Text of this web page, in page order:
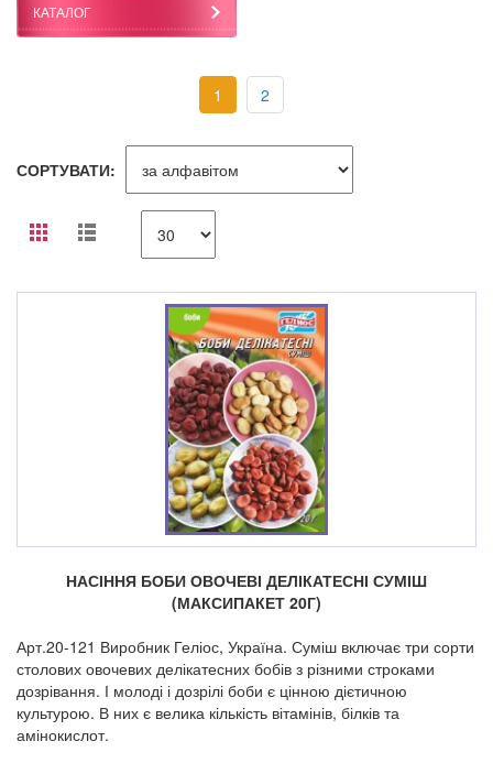
КАТАЛОГ
1 2
СОРТУВАТИ:
НАСІННЯ БОБИ ОВОЧЕВІ ДЕЛІКАТЕСНІ СУМІШ
(МАКСИПАКЕТ 20Г)
Арт.20-121 Виробник Геліос, Україна. Суміш включає три сорти
столових овочевих делікатесних бобів з різними строками
дозрівання. І молоді і дозрілі боби є цінною дієтичною
культурою. В них є велика кількість вітамінів, білків та
амінокислот.